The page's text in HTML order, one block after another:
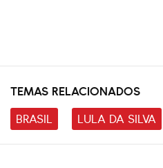
TEMAS RELACIONADOS
BRASIL
LULA DA SILVA